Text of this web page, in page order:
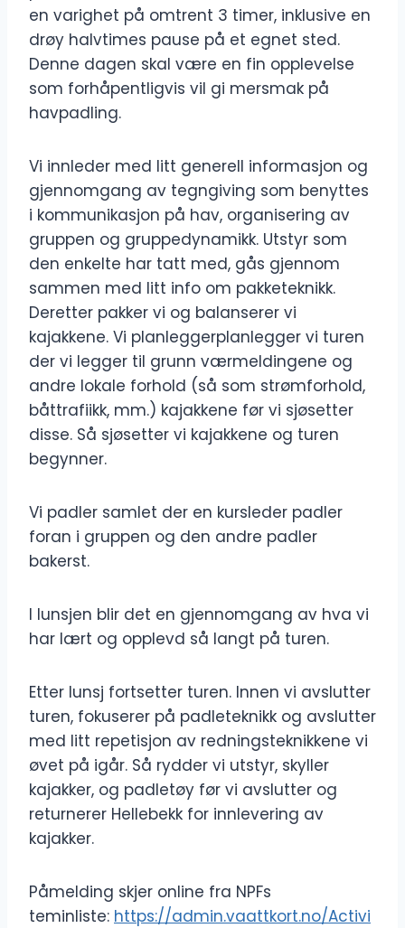
en varighet på omtrent 3 timer, inklusive en
drøy halvtimes pause på et egnet sted.
Denne dagen skal være en fin opplevelse
som forhåpentligvis vil gi mersmak på
havpadling.
Vi innleder med litt generell informasjon og
gjennomgang av tegngiving som benyttes
i kommunikasjon på hav, organisering av
gruppen og gruppedynamikk. Utstyr som
den enkelte har tatt med, gås gjennom
sammen med litt info om pakketeknikk.
Deretter pakker vi og balanserer vi
kajakkene. Vi planleggerplanlegger vi turen
der vi legger til grunn værmeldingene og
andre lokale forhold (så som strømforhold,
båttrafiikk, mm.) kajakkene før vi sjøsetter
disse. Så sjøsetter vi kajakkene og turen
begynner.
Vi padler samlet der en kursleder padler
foran i gruppen og den andre padler
bakerst.
I lunsjen blir det en gjennomgang av hva vi
har lært og opplevd så langt på turen.
Etter lunsj fortsetter turen. Innen vi avslutter
turen, fokuserer på padleteknikk og avslutter
med litt repetisjon av redningsteknikkene vi
øvet på igår. Så rydder vi utstyr, skyller
kajakker, og padletøy før vi avslutter og
returnerer Hellebekk for innlevering av
kajakker.
Påmelding skjer online fra NPFs
teminliste: https://admin.vaattkort.no/Activi